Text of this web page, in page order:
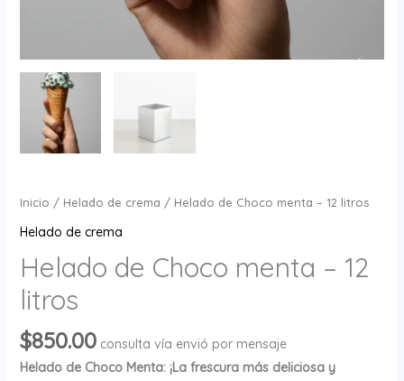
Inicio / Helado de crema / Helado de Choco menta – 12 litros
Helado de crema
Helado de Choco menta – 12
litros
$850.00 consulta vía envió por mensaje
Helado de Choco Menta: ¡La frescura más deliciosa y